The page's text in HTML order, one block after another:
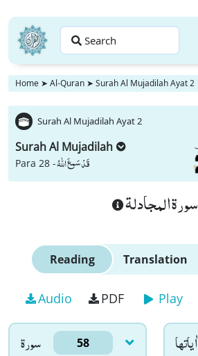
Search
Home ➤ Al-Quran ➤ Surah Al Mujadilah Ayat 2
Surah Al Mujadilah Ayat 2
Surah Al Mujadilah
Para 28 -قَدْ سَمِعَ اللّٰهُ
سورة المجادلة
Reading Translation
Audio PDF Play
سورۃ 58 اٰياتها